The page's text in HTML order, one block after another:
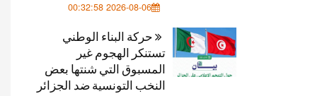
2026-08-06 00:32:58
حركة البناء الوطني
تستنكر الهجوم غير
المسبوق التي شنتها بعض
النخب التونسية ضد الجزائر